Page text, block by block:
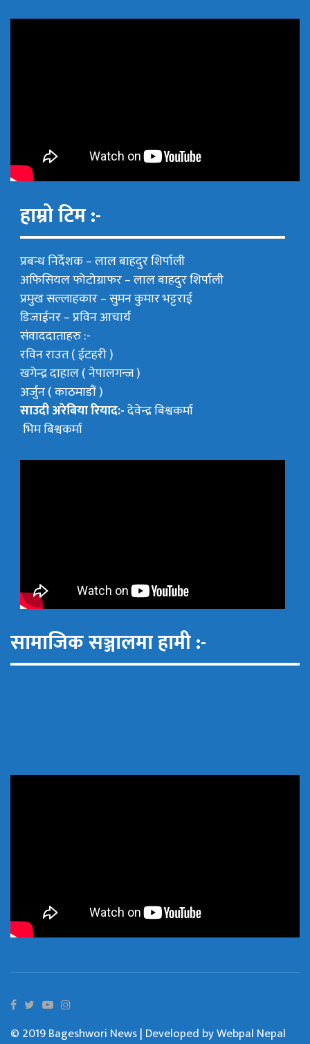
हाम्रो टिम :-
प्रबन्ध निर्देशक –लाल बाहदुर शिर्पाली
अफिसियल फोटोग्राफर –लाल बाहदुर शिर्पाली
प्रमुख सल्लाहकार –सुमन कुमार भट्टराई
डिजाईनर – प्रविन आचार्य
संवाददाताहरु :-
रविन राउत ( ईटहरी )
खगेन्द्र दाहाल ( नेपालगन्ज )
अर्जुन ( काठमाडौं )
साउदी अरेबिया रियाद:-देवेन्द्र बिश्वकर्मा
भिम बिश्वकर्मा
सामाजिक सञ्जालमा हामी :-
© 2019 Bageshwori News | Developed byWebpal Nepal